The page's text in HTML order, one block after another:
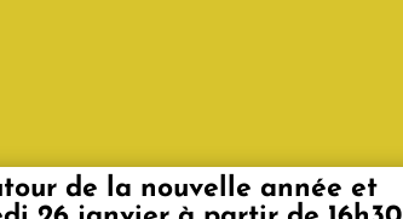
de la nouvelle année et